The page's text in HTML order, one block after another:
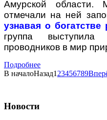
Амурской области.
отмечали на ней
узнавая о богатстве
группа
проводников в мир
Подробнее
В началоНазад1 23456789
Новости